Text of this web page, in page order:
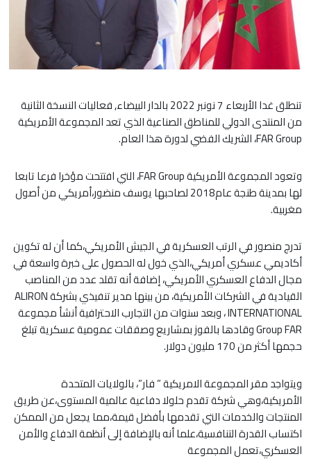
تنطلق غدا الأربعاء 7 نونبر 2022 بالدار البيضاء, فعاليات النسخة الثانية
من المنتدى الدولي للمناطق الصناعية الذي تعد المجموعة الأمريكية
FAR Group، الشريك الفضي لدورة هذا العام.
وتعود المجموعة الأمريكية FAR Group، التي افتتحت مؤخرا فرعا تابعا
لها بمدينة طنجة عام2018 لصاحبها يوسف منضور،أمريكي من أصول
مغربية.
تدرج منصور في الرتب العسكرية في الجيش الأمريكي،كما أن له تكوين
أكاديمي عسكري أمريكي،الذي خول له الحصول على خبرة واسعة في
مجال الدفاع العسكري الأمريكي، إضافة أنه تقلد عدد من المناصب
القيادية في الشركات الأمريكية، من بينها مدير تنفيذي بشركة ALIRON
INTERNATIONAL ، وبعد سنوات من التجارب الاحترافية أنشأ مجموعة
Group FAR وقادها بالفوز بمشاريع وصفقات عمومية عسكرية تبلغ
حجمها أكثر من 170 مليون دولار.
ويتواجد مقر المجموعة الامريكية ” فار”، بالولايات المتحدة
الأمريكية،وهي شركة تقدم حلولا دفاعية عالمية المستوى،عن طريق
المنتجات والخدمات التي تقدمها بأفضل قيمة،مما يجعل من الممكن
اكتساب القدرة التنافسية،علما أنه بالإضافة إلى أنظمة الدفاع والأمن
العسكري،تعمل المجموعة